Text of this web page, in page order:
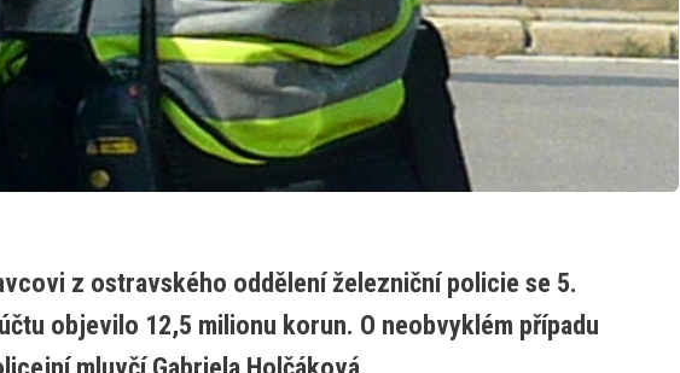
z ostravského oddělení železniční policie se 5.
objevilo 12,5 milionu korun. O neobvyklém případu